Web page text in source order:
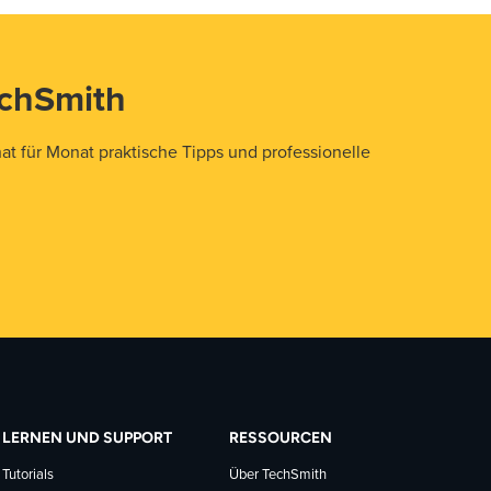
für Monat praktische Tipps und professionelle
LERNEN UND SUPPORT
Tutorials
RESSOURCEN
Über TechSmith